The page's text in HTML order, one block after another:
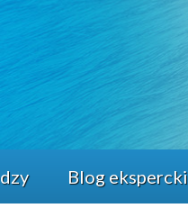
Blog ekspercki